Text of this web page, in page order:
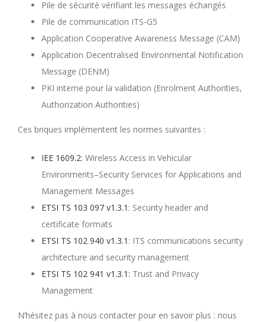
Pile de sécurité vérifiant les messages échangés
Pile de communication ITS-G5
Application Cooperative Awareness Message (CAM)
Application Decentralised Environmental Notification
Message (DENM)
PKI interne pour la validation (Enrolment Authorities,
Authorization Authorities)
Ces briques implémentent les normes suivantes :
IEE 1609.2: Wireless Access in Vehicular
Environments–Security Services for Applications and
Management Messages
ETSI TS 103 097 v1.3.1 : Security header and
certificate formats
ETSI TS 102 940 v1.3.1 : ITS communications security
architecture and security management
ETSI TS 102 941 v1.3.1: Trust and Privacy
Management
N’hésitez pas à nous contacter pour en savoir plus : nous